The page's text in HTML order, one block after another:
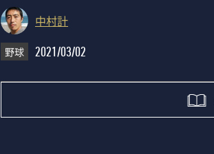
中村計
野球 2021/03/02